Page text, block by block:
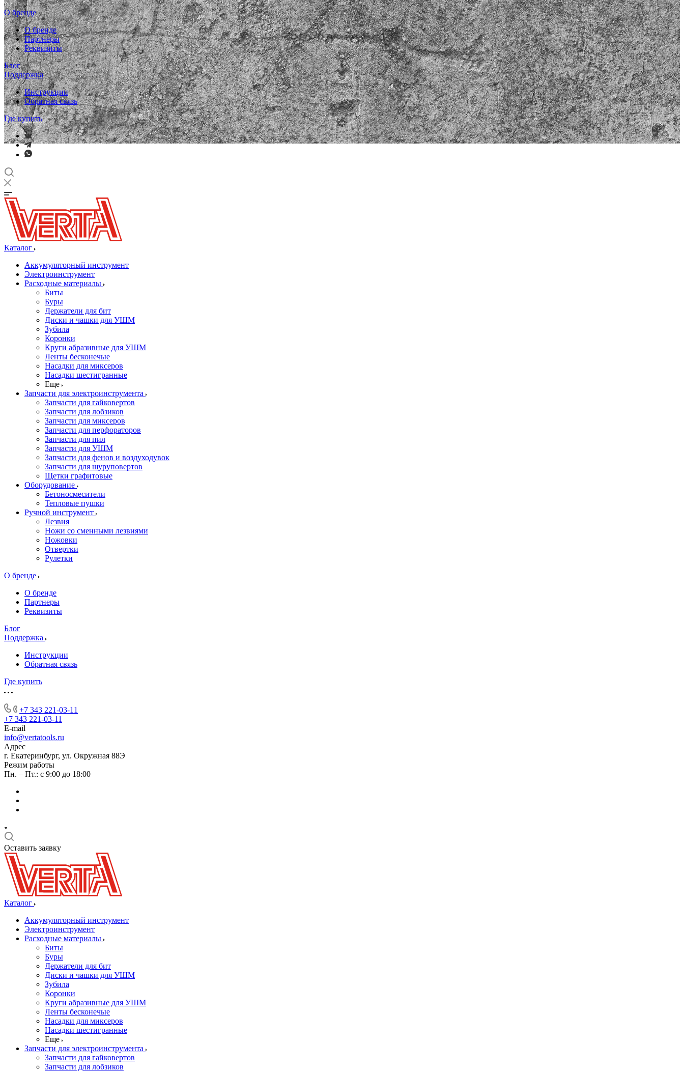
О бренде
О бренде
Партнеры
Реквизиты
Блог
Поддержка
Инструкции
Обратная связь
Где купить
Каталог
Аккумуляторный инструмент
Электроинструмент
Расходные материалы
Биты
Буры
Держатели для бит
Диски и чашки для УШМ
Зубила
Коронки
Круги абразивные для УШМ
Ленты бесконечые
Насадки для миксеров
Насадки шестигранные
Еще
Запчасти для электроинструмента
Запчасти для гайковертов
Запчасти для лобзиков
Запчасти для миксеров
Запчасти для перфораторов
Запчасти для пил
Запчасти для УШМ
Запчасти для фенов и воздуходувок
Запчасти для шуруповертов
Щетки графитовые
Оборудование
Бетоносмесители
Тепловые пушки
Ручной инструмент
Лезвия
Ножи со сменными лезвиями
Ножовки
Отвертки
Рулетки
О бренде
О бренде
Партнеры
Реквизиты
Блог
Поддержка
Инструкции
Обратная связь
Где купить
+7 343 221-03-11
+7 343 221-03-11
E-mail
info@vertatools.ru
Адрес
г. Екатеринбург, ул. Окружная 88Э
Режим работы
Пн. – Пт.: с 9:00 до 18:00
Оставить заявку
Каталог
Аккумуляторный инструмент
Электроинструмент
Расходные материалы
Биты
Буры
Держатели для бит
Диски и чашки для УШМ
Зубила
Коронки
Круги абразивные для УШМ
Ленты бесконечые
Насадки для миксеров
Насадки шестигранные
Еще
Запчасти для электроинструмента
Запчасти для гайковертов
Запчасти для лобзиков